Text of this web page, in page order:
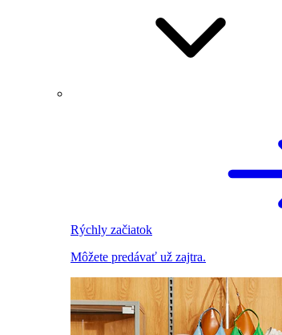
Rýchly začiatok
Môžete predávať už zajtra.